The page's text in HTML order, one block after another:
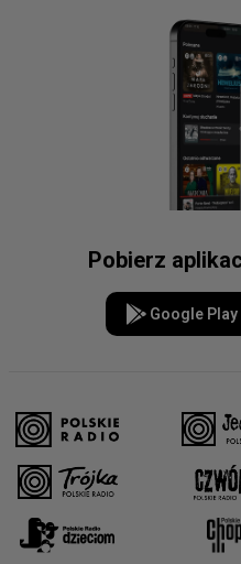
Pobierz
Google Play